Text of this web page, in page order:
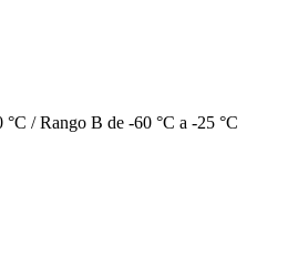
/ Rango B de -60 °C a -25 °C